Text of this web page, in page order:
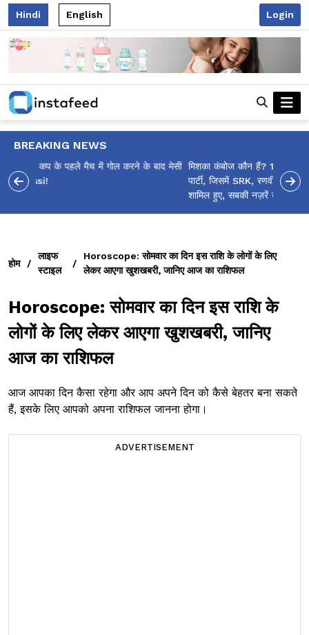
Hindi English Login
BREAKING NEWS
मिशका कंबोज कौन हैं? 16 साल की लड़की की सितारों से सजी बर्थडे
पार्टी, जिसमें SRK, रणवीर सिंह, संजय दत्त और महाराष्ट्र के CM
होम /
लाइफ
स्टाइल
/
Horoscope: सोमवार का दिन इस राशि के लोगों के लिए
लेकर आएगा खुशखबरी, जानिए आज का राशिफल
Horoscope: सोमवार का दिन इस राशि के
लोगों के लिए लेकर आएगा खुशखबरी, जानिए
आज का राशिफल
आज आपका दिन कैसा रहेगा और आप अपने दिन को कैसे बेहतर बना सकते
हैं, इसके लिए आपको अपना राशिफल जानना होगा।
ADVERTISEMENT